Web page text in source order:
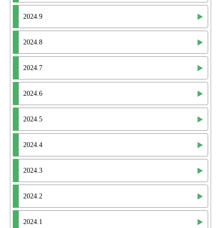
2024.9
2024.8
2024.7
2024.6
2024.5
2024.4
2024.3
2024.2
2024.1